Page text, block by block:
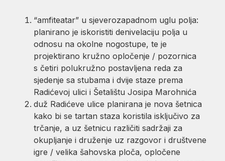
“amfiteatar” u sjeverozapadnom uglu polja:
planirano je iskoristiti denivelaciju polja u
odnosu na okolne nogostupe, te je
projektirano kružno opločenje / pozornica
s četiri polukružno postavljena reda za
sjedenje sa stubama i dvije staze prema
Radićevoj ulici i Šetalištu Josipa Marohnića
duž Radićeve ulice planirana je nova šetnica
kako bi se tartan staza koristila isključivo za
trčanje, a uz šetnicu različiti sadržaji za
okupljanje i druženje uz razgovor i društvene
igre / velika šahovska ploča, opločene